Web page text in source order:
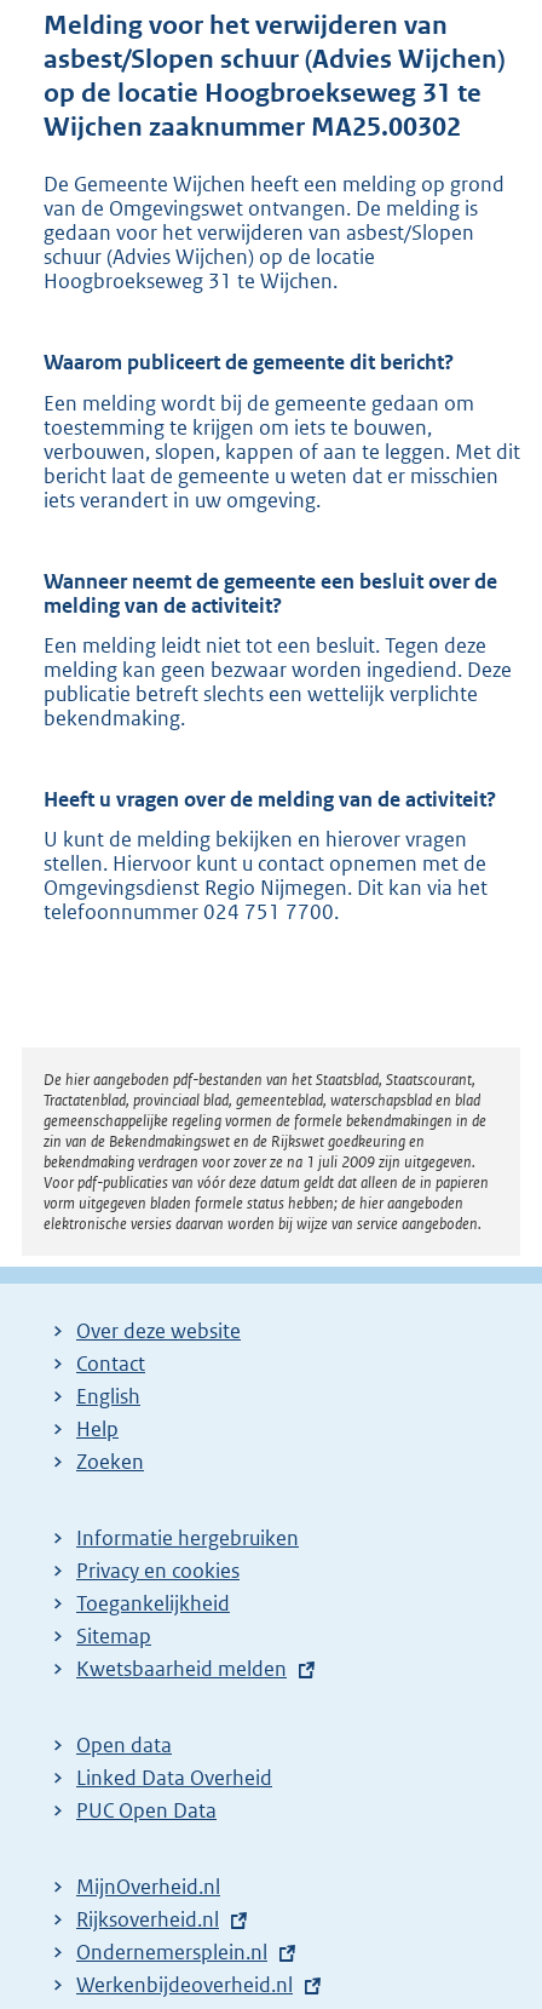
r
o
o
t
t
8
1
6
Melding voor het verwijderen van
asbest/Slopen schuur (Advies Wijchen)
op de locatie Hoogbroekseweg 31 te
Wijchen zaaknummer MA25.00302
De Gemeente Wijchen heeft een melding op grond
van de Omgevingswet ontvangen. De melding is
gedaan voor het verwijderen van asbest/Slopen
schuur (Advies Wijchen) op de locatie
Hoogbroekseweg 31 te Wijchen.
Waarom publiceert de gemeente dit bericht?
Een melding wordt bij de gemeente gedaan om
toestemming te krijgen om iets te bouwen,
verbouwen, slopen, kappen of aan te leggen. Met dit
bericht laat de gemeente u weten dat er misschien
iets verandert in uw omgeving.
Wanneer neemt de gemeente een besluit over de
melding van de activiteit?
Een melding leidt niet tot een besluit. Tegen deze
melding kan geen bezwaar worden ingediend. Deze
publicatie betreft slechts een wettelijk verplichte
bekendmaking.
Heeft u vragen over de melding van de activiteit?
U kunt de melding bekijken en hierover vragen
stellen. Hiervoor kunt u contact opnemen met de
Omgevingsdienst Regio Nijmegen. Dit kan via het
telefoonnummer 024 751 7700.
Disclaimer
De hier aangeboden pdf-bestanden van het Staatsblad, Staatscourant,
Tractatenblad, provinciaal blad, gemeenteblad, waterschapsblad en blad
gemeenschappelijke regeling vormen de formele bekendmakingen in de
zin van de Bekendmakingswet en de Rijkswet goedkeuring en
bekendmaking verdragen voor zover ze na 1 juli 2009 zijn uitgegeven.
Voor pdf-publicaties van vóór deze datum geldt dat alleen de in papieren
vorm uitgegeven bladen formele status hebben; de hier aangeboden
elektronische versies daarvan worden bij wijze van service aangeboden.
Over deze website
Contact
English
Help
Zoeken
Informatie hergebruiken
Privacy en cookies
Toegankelijkheid
Sitemap
E
t
e
r
l
i
n
k
Kwetsbaarheid melden
Open data
Linked Data Overheid
PUC Open Data
MijnOverheid.nl
E
x
t
Rijksoverheid.nl
E
x
Ondernemersplein.nl
E
Werkenbijdeoverheid.nl